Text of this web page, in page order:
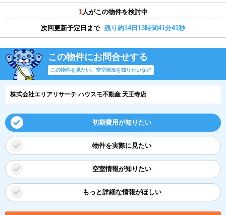
1人がこの物件を検討中
次回更新予定日まで 残り約14日13時間41分40秒
この物件にお問合せする
この物件を見たい、空室状況を知りたいなど
株式会社エリアリサーチ ハウスモ不動産 天王寺店
初期費用が知りたい
物件を実際に見たい
空室情報が知りたい
もっと詳細な情報がほしい